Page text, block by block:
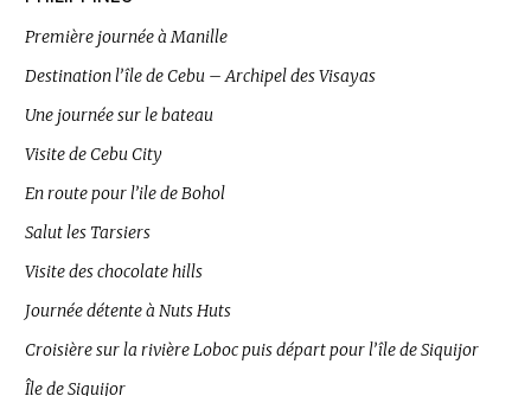
Première journée à Manille
Destination l’île de Cebu – Archipel des Visayas
Une journée sur le bateau
Visite de Cebu City
En route pour l’ile de Bohol
Salut les Tarsiers
Visite des chocolate hills
Journée détente à Nuts Huts
Croisière sur la rivière Loboc puis départ pour l’île de Siquijor
Île de Siquijor